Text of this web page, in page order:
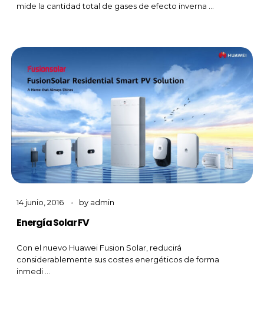
mide la cantidad total de gases de efecto inverna ...
14 junio, 2016 by admin
Energía Solar FV
Con el nuevo Huawei Fusion Solar, reducirá
considerablemente sus costes energéticos de forma
inmedi ...